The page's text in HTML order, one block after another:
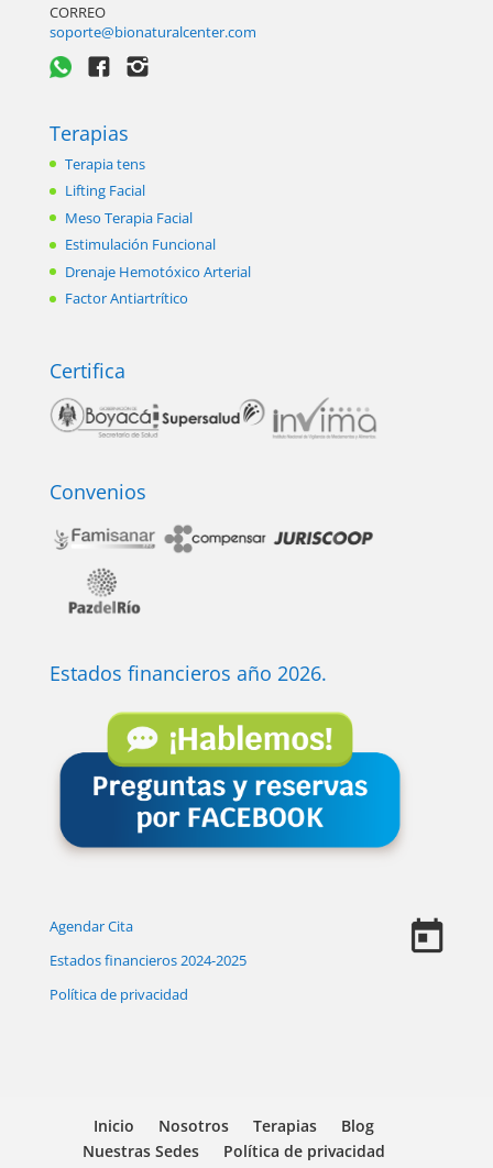
CORREO
soporte@bionaturalcenter.com
Terapias
Terapia tens
Lifting Facial
Meso Terapia Facial
Estimulación Funcional
Drenaje Hemotóxico Arterial
Factor Antiartrítico
Certifica
Convenios
Estados financieros año 2026.
Agendar Cita
Estados financieros 2024-2025
Política de privacidad
Inicio Nosotros Terapias
Blog
Nuestras Sedes
Política de privacidad